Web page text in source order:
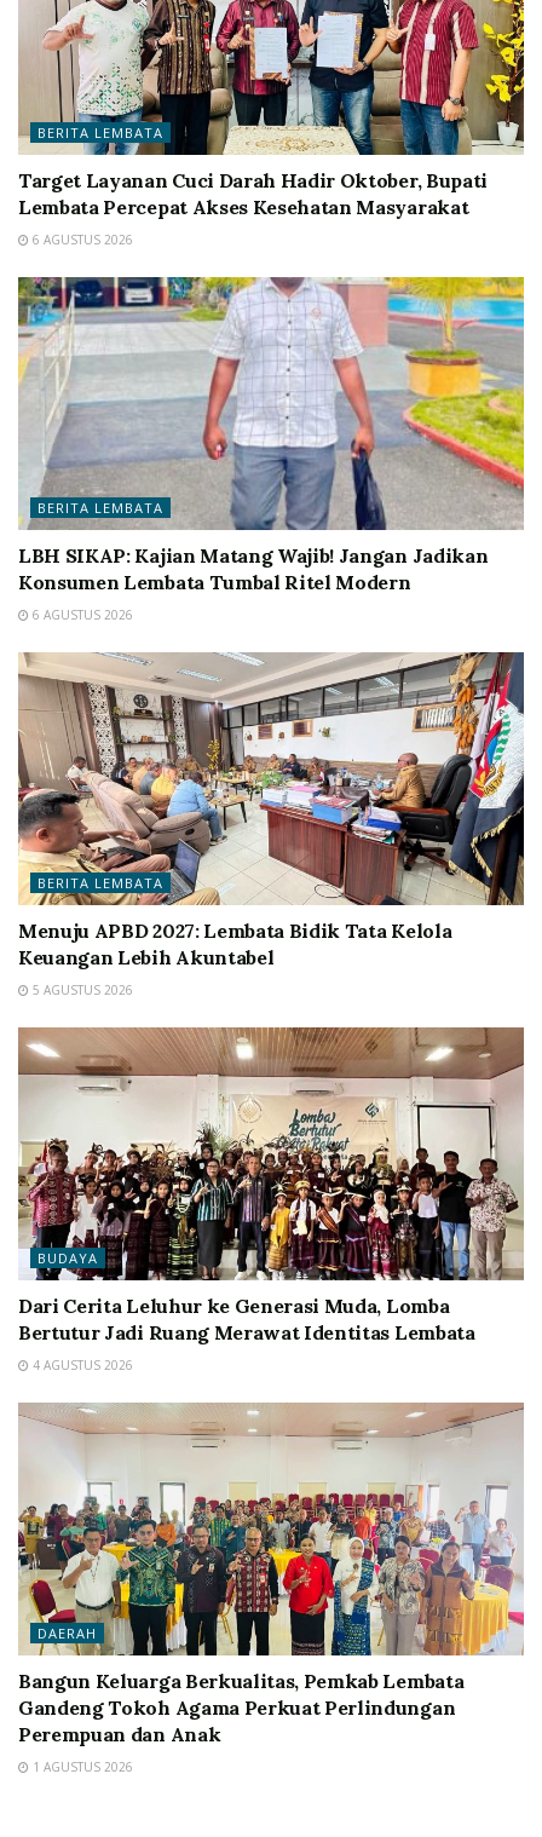
BERITA LEMBATA
Target Layanan Cuci Darah Hadir Oktober, Bupati
Lembata Percepat Akses Kesehatan Masyarakat
6 AGUSTUS 2026
BERITA LEMBATA
LBH SIKAP: Kajian Matang Wajib! Jangan Jadikan
Konsumen Lembata Tumbal Ritel Modern
6 AGUSTUS 2026
BERITA LEMBATA
Menuju APBD 2027: Lembata Bidik Tata Kelola
Keuangan Lebih Akuntabel
5 AGUSTUS 2026
BUDAYA
Dari Cerita Leluhur ke Generasi Muda, Lomba
Bertutur Jadi Ruang Merawat Identitas Lembata
4 AGUSTUS 2026
DAERAH
Bangun Keluarga Berkualitas, Pemkab Lembata
Gandeng Tokoh Agama Perkuat Perlindungan
Perempuan dan Anak
1 AGUSTUS 2026